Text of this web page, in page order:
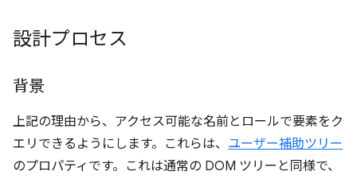
設計プロセス
背景
上記の理由から、アクセス可能な名前とロールで要素をク
エリできるようにします。これらは、 ユーザー補助ツリー
のプロパティです。これは通常の DOM ツリーと同様で、